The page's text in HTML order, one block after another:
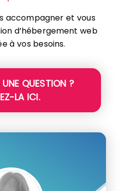
accompagner et vous
d’hébergement web
à vos besoins.
QUESTION ?
LA ICI.